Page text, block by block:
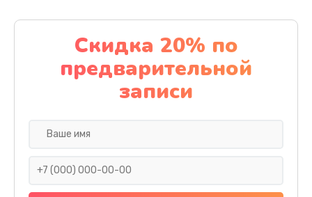
Замена материнской платы
1100 руб.
Заказать
Замена праймера
Скидка 20% по
предварительной
записи